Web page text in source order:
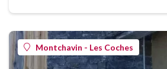
Montchavin - Les Coches